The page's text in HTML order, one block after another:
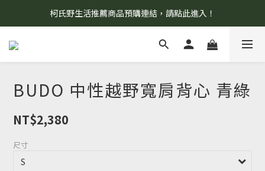
8/7 當天暫停開放工作室。請見諒！
柯氏野生活推薦商品預購連結，請點此進入！
8/7 當天暫停開放工作室。請見諒！
BUDO 中性越野寬肩背心 青綠
NT$2,380
尺寸